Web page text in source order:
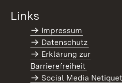
Links
Impressum
Datenschutz
Erklärung zur
Barrierefreiheit
Social Media